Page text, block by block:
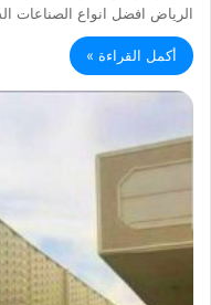
الرياض افضل انواع الصناعات
أكمل القراءة »